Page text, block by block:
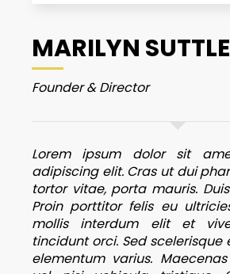
MARILYN SUTTLE
Founder & Director
Lorem ipsum dolor sit
adipiscing elit. Cras ut dui
tortor vitae, porta mauris.
Proin porttitor felis eu
mollis interdum elit et
tincidunt orci. Sed scelerisque
elementum varius.